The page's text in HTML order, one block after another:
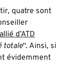
quatre sont
allié d’ATD
totale“. Ainsi, si
évidemment